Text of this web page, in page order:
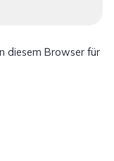
diesem Browser für